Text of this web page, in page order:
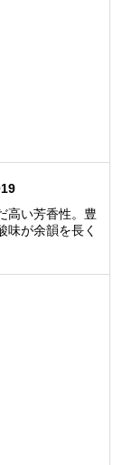
高い芳香性。豊
味が余韻を長く